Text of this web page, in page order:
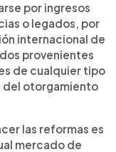
por ingresos
o legados, por
internacional de
provenientes
de cualquier tipo
del otorgamiento
las reformas es
mercado de